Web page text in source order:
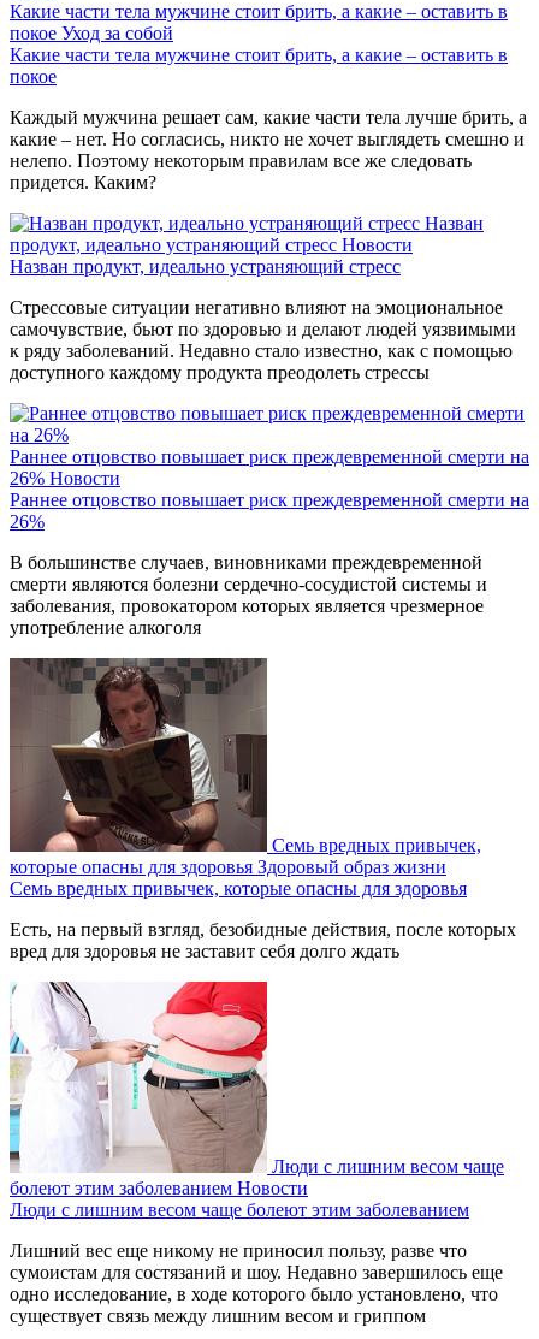
Какие части тела мужчине стоит брить, а какие – оставить в
покое Уход за собой
Какие части тела мужчине стоит брить, а какие – оставить в
покое
Каждый мужчина решает сам, какие части тела лучше брить, а
какие – нет. Но согласись, никто не хочет выглядеть смешно и
нелепо. Поэтому некоторым правилам все же следовать
придется. Каким?
Назван
продукт, идеально устраняющий стресс Новости
Назван продукт, идеально устраняющий стресс
Стрессовые ситуации негативно влияют на эмоциональное
самочувствие, бьют по здоровью и делают людей уязвимыми
к ряду заболеваний. Недавно стало известно, как с помощью
доступного каждому продукта преодолеть стрессы
Раннее отцовство повышает риск преждевременной смерти на
26% Новости
Раннее отцовство повышает риск преждевременной смерти на
26%
В большинстве случаев, виновниками преждевременной
смерти являются болезни сердечно-сосудистой системы и
заболевания, провокатором которых является чрезмерное
употребление алкоголя
Семь вредных привычек,
которые опасны для здоровья Здоровый образ жизни
Семь вредных привычек, которые опасны для здоровья
Есть, на первый взгляд, безобидные действия, после которых
вред для здоровья не заставит себя долго ждать
Люди с лишним весом чаще
болеют этим заболеванием Новости
Люди с лишним весом чаще болеют этим заболеванием
Лишний вес еще никому не приносил пользу, разве что
сумоистам для состязаний и шоу. Недавно завершилось еще
одно исследование, в ходе которого было установлено, что
существует связь между лишним весом и гриппом